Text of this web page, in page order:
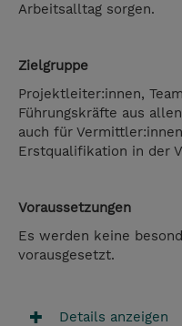
Arbeitsalltag sorgen.
Zielgruppe
Projektleiter:innen,
Führungskräfte aus
auch für
Erstqualifikation in der
Voraussetzungen
Es werden keine
vorausgesetzt.
Details anzeigen